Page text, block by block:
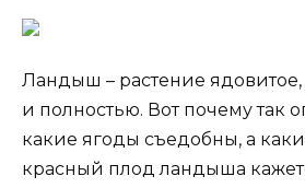
Ландыш – растение
и полностью. Вот почему так
какие ягоды съедобны, а
красный плод ландыша